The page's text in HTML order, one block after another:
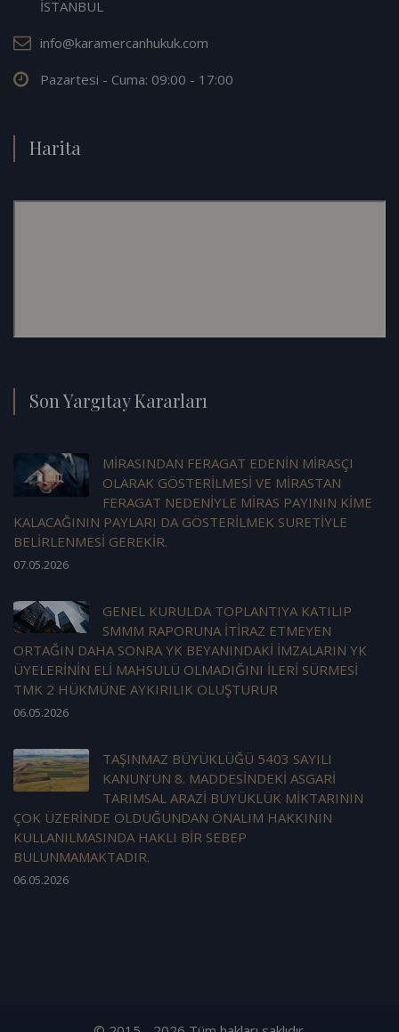
İSTANBUL
info@karamercanhukuk.com
Pazartesi - Cuma: 09:00 - 17:00
Harita
Son Yargıtay Kararları
MİRASINDAN FERAGAT EDENİN MİRASÇI
OLARAK GÖSTERİLMESİ VE MİRASTAN
FERAGAT NEDENİYLE MİRAS PAYININ KİME
KALACAĞININ PAYLARI DA GÖSTERİLMEK SURETİYLE
BELİRLENMESİ GEREKİR.
07.05.2026
GENEL KURULDA TOPLANTIYA KATILIP
SMMM RAPORUNA İTİRAZ ETMEYEN
ORTAĞIN DAHA SONRA YK BEYANINDAKİ İMZALARIN YK
ÜYELERİNİN ELİ MAHSULÜ OLMADIĞINI İLERİ SÜRMESİ
TMK 2 HÜKMÜNE AYKIRILIK OLUŞTURUR
06.05.2026
TAŞINMAZ BÜYÜKLÜĞÜ 5403 SAYILI
KANUN’UN 8. MADDESİNDEKİ ASGARİ
TARIMSAL ARAZİ BÜYÜKLÜK MİKTARININ
ÇOK ÜZERİNDE OLDUĞUNDAN ÖNALIM HAKKININ
KULLANILMASINDA HAKLI BİR SEBEP
BULUNMAMAKTADIR.
06.05.2026